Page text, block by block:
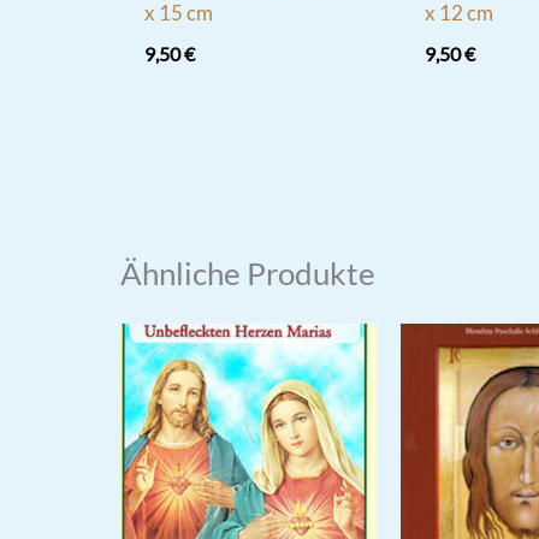
x 15 cm
9,50€
x 12 cm
9,50€
Ähnliche Produkte